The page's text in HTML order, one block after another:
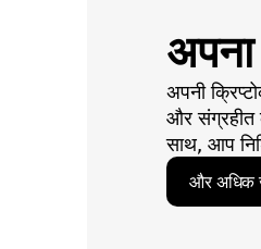
अपनी
और संग्रहीत
साथ, आप
और अधिक